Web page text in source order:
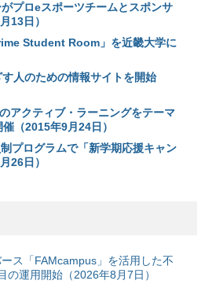
プロeスポーツチームとスポンサ
13日）
Student Room」を近畿大学に
人のための情報サイトを開始
アクティブ・ラーニングをテーマ
（2015年9月24日）
プログラムで「新学期応援キャン
26日）
ス「FAMcampus」を活用した不
の運用開始（2026年8月7日）